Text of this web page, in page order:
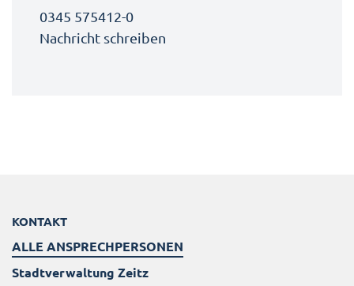
0345 575412-0
Nachricht schreiben
KONTAKT
ALLE ANSPRECHPERSONEN
Stadtverwaltung Zeitz